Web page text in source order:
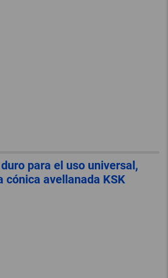
para el uso universal,
cónica avellanada KSK